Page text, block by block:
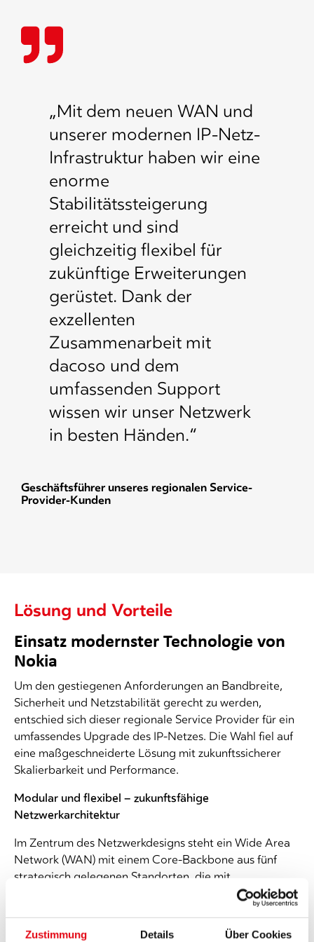
Zustimmung Details Über Cookies
„Mit dem neuen WAN und
unserer modernen IP-Netz-
Infrastruktur haben wir eine
enorme
Stabilitätssteigerung
erreicht und sind
gleichzeitig flexibel für
zukünftige Erweiterungen
gerüstet. Dank der
exzellenten
Zusammenarbeit mit
dacoso und dem
umfassenden Support
wissen wir unser Netzwerk
in besten Händen.“
Geschäftsführer unseres regionalen Service-
Provider-Kunden
Lösung und Vorteile
Einsatz modernster Technologie von
Nokia
Um den gestiegenen Anforderungen an Bandbreite,
Sicherheit und Netzstabilität gerecht zu werden,
entschied sich dieser regionale Service Provider für ein
umfassendes Upgrade des IP-Netzes. Die Wahl fiel auf
eine maßgeschneiderte Lösung mit zukunftssicherer
Skalierbarkeit und Performance.
Modular und flexibel – zukunftsfähige
Netzwerkarchitektur
Im Zentrum des Netzwerkdesigns steht ein Wide Area
Network (WAN) mit einem Core-Backbone aus fünf
strategisch gelegenen Standorten, die mit
von Nokia
Standorte via Glasfaserkabel mit hoher Bandbreite und